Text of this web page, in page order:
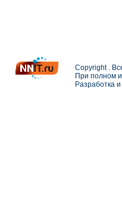
Copyright .
При полном
Разработка